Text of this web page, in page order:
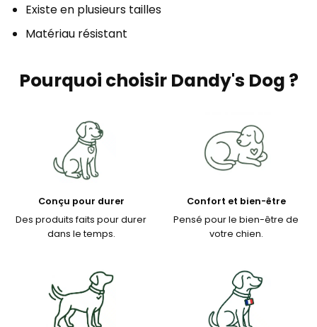
Existe en plusieurs tailles
Matériau résistant
Pourquoi choisir Dandy's Dog ?
Conçu pour durer
Des produits faits pour durer
dans le temps.
Confort et bien-être
Pensé pour le bien-être de
votre chien.